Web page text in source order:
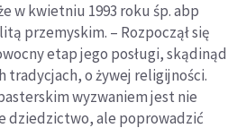
w kwietniu 1993 roku śp. abp
przemyskim. – Rozpoczął się
etap jego posługi, skądinąd
tradycjach, o żywej religijności.
wyzwaniem jest nie
dziedzictwo, ale poprowadzić